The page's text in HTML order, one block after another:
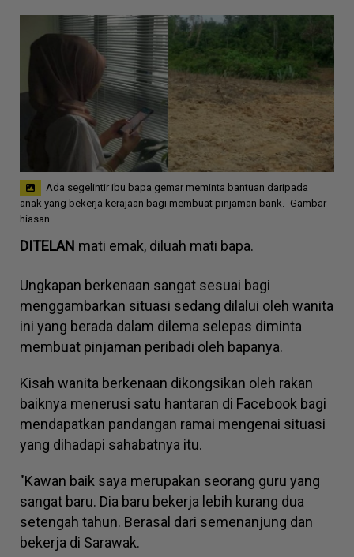
Ada segelintir ibu bapa gemar meminta bantuan daripada
anak yang bekerja kerajaan bagi membuat pinjaman bank. -Gambar
hiasan
DITELAN mati emak, diluah mati bapa.
Ungkapan berkenaan sangat sesuai bagi
menggambarkan situasi sedang dilalui oleh wanita
ini yang berada dalam dilema selepas diminta
membuat pinjaman peribadi oleh bapanya.
Kisah wanita berkenaan dikongsikan oleh rakan
baiknya menerusi satu hantaran di Facebook bagi
mendapatkan pandangan ramai mengenai situasi
yang dihadapi sahabatnya itu.
"Kawan baik saya merupakan seorang guru yang
sangat baru. Dia baru bekerja lebih kurang dua
setengah tahun. Berasal dari semenanjung dan
bekerja di Sarawak.